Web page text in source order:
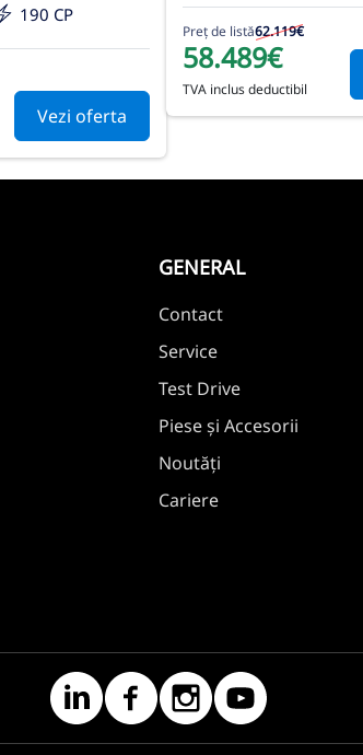
190 CP
Vezi oferta
Preț de listă62.119€
58.489€
TVA inclus deductibil
GENERAL
Contact
Service
Test Drive
Piese și Accesorii
Noutăți
Cariere